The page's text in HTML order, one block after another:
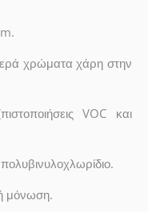
χρώματα χάρη στην
VOC και
μόνωση.